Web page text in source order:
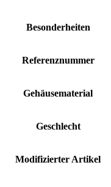
Besonderheiten
Referenznummer
Gehäusematerial
Geschlecht
Modifizierter Artikel